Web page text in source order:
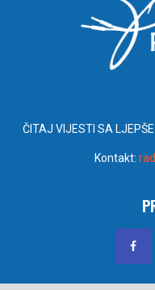
ČITAJ VIJESTI SA
Kontakt: